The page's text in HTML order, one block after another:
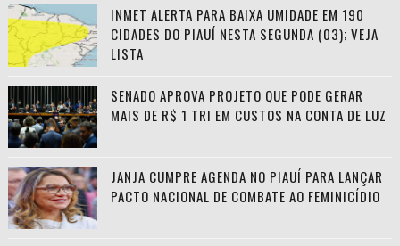
INMET ALERTA PARA BAIXA UMIDADE EM 190
CIDADES DO PIAUÍ NESTA SEGUNDA (03); VEJA
LISTA
SENADO APROVA PROJETO QUE PODE GERAR
MAIS DE R$ 1 TRI EM CUSTOS NA CONTA DE LUZ
JANJA CUMPRE AGENDA NO PIAUÍ PARA LANÇAR
PACTO NACIONAL DE COMBATE AO FEMINICÍDIO